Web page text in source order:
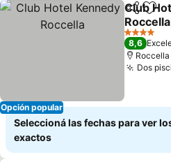
Opción popular
Club
Roccella
4 Estrellas
8,6
Dos
Seleccioná las fechas para ver
exactos